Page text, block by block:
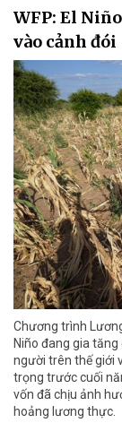
WFP: El
vào cảnh đói
Chương trình
Niño đang gia
người trên thế giới
trọng trước cuối
vốn đã chịu ảnh
hoảng lương thực.